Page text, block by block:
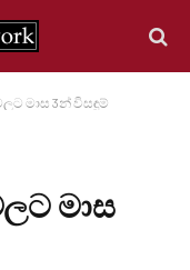
මාස 3න් විසඳුම්
මාස